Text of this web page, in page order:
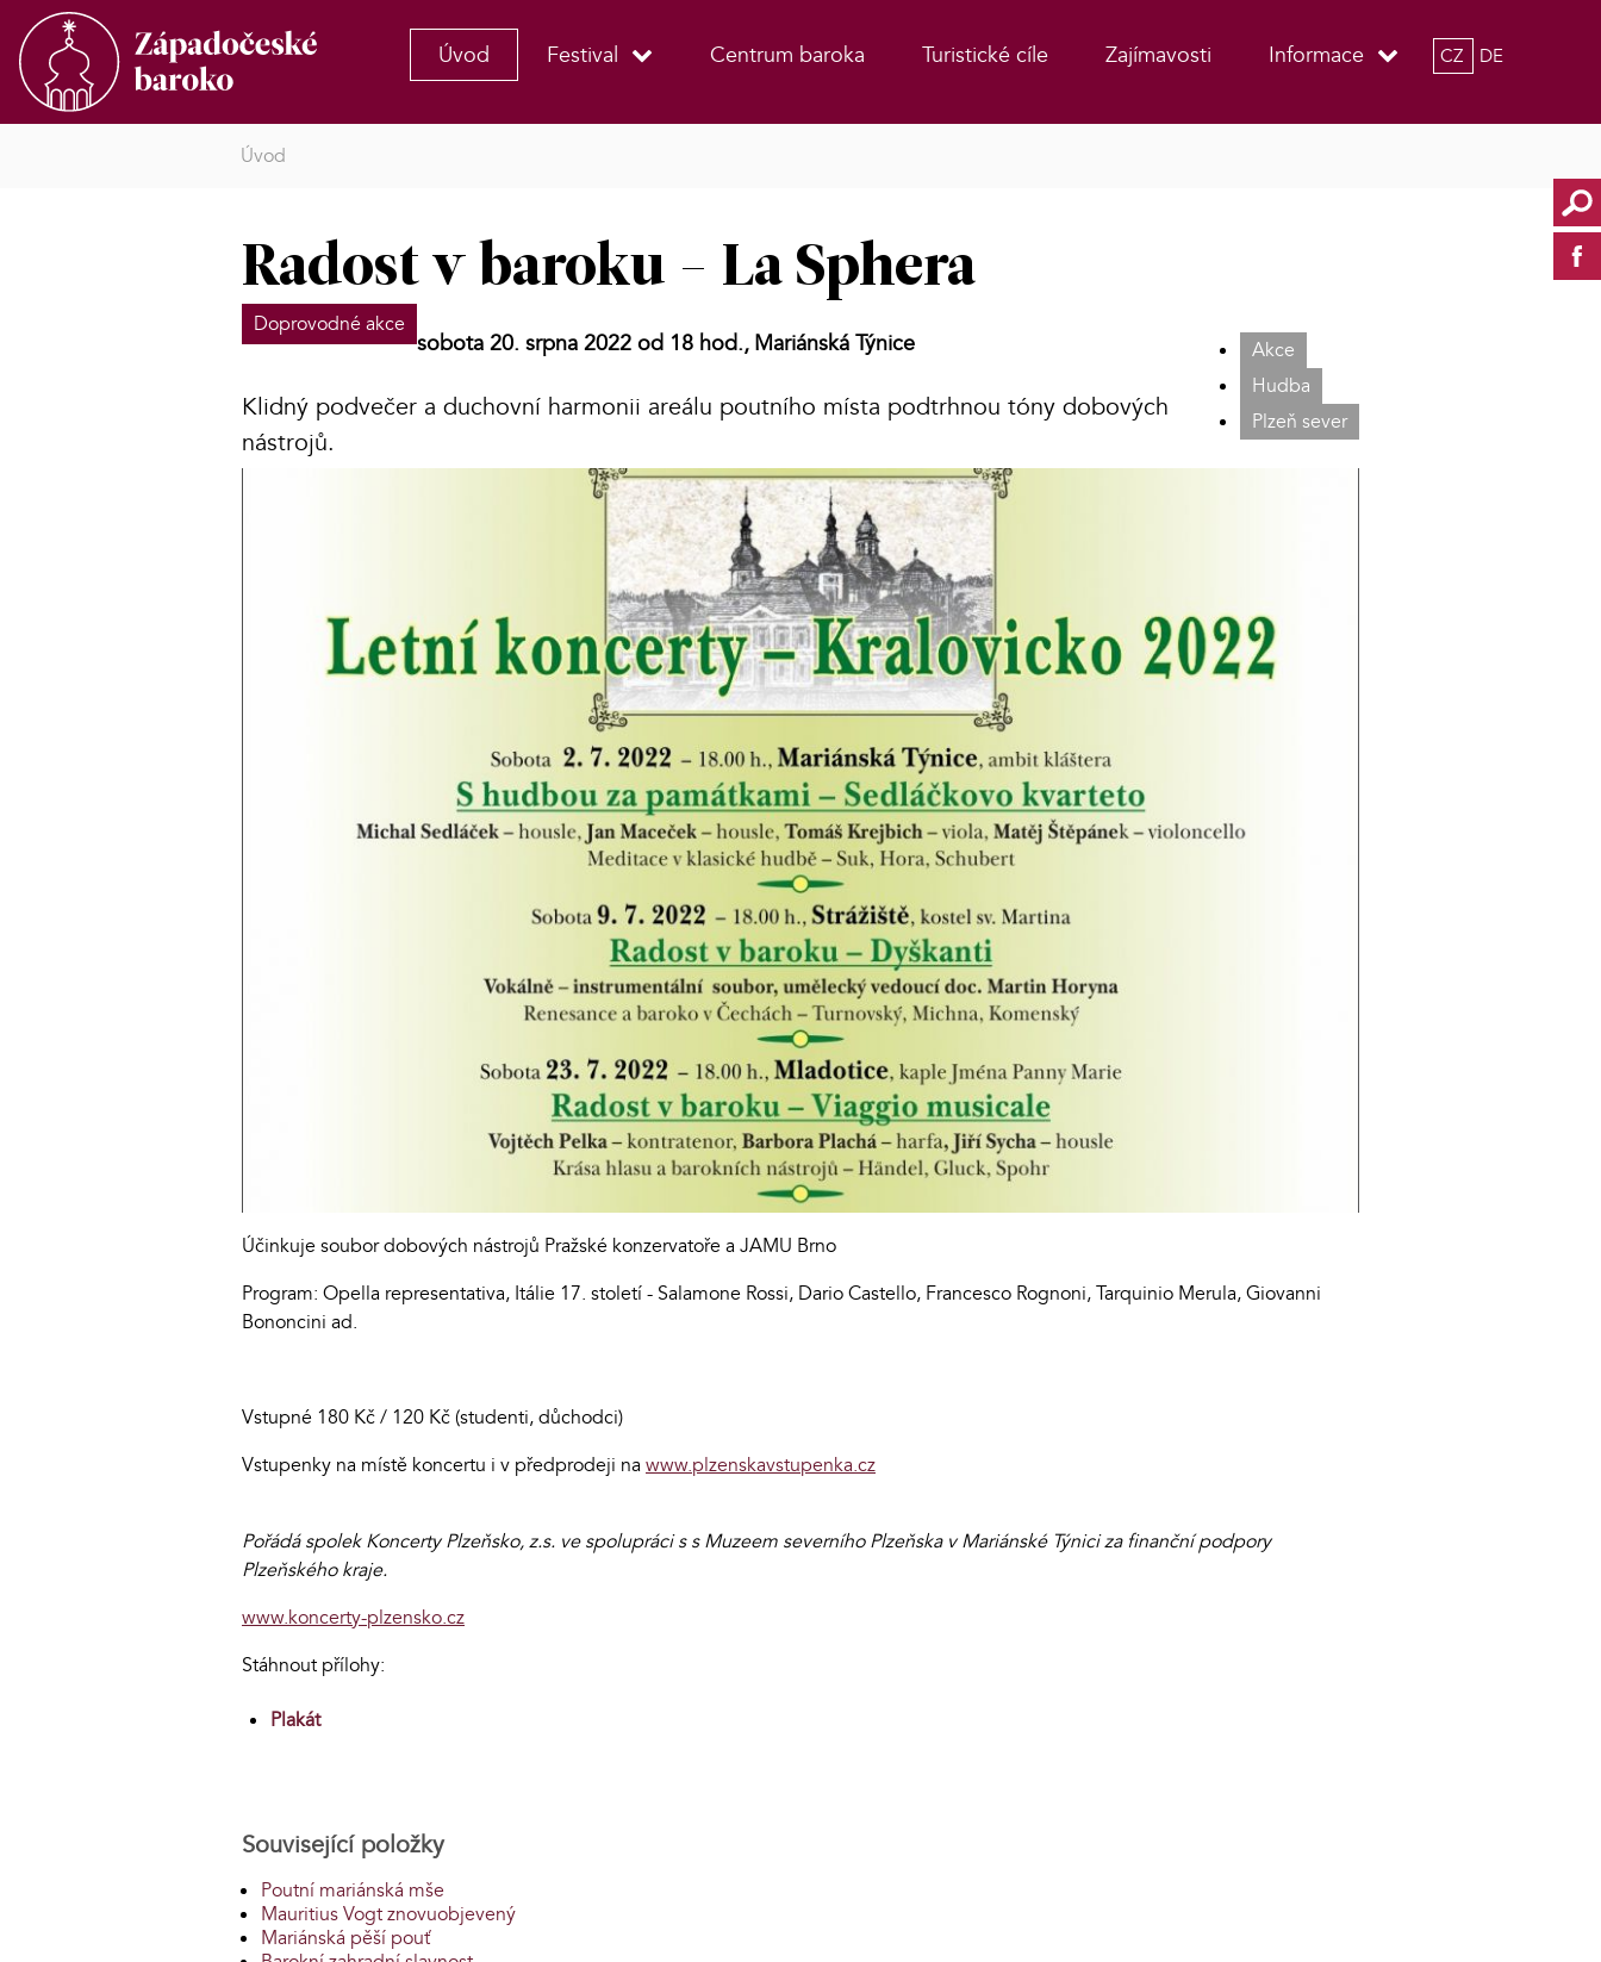
Úvod Festival Centrum baroka Turistické cíle Zajímavosti Informace CZ DE
Úvod
Radost v baroku - La Sphera
Doprovodné akce
Akce
Hudba
Plzeň sever
sobota 20. srpna 2022 od 18 hod., Mariánská Týnice
Klidný podvečer a duchovní harmonii areálu poutního místa podtrhnou tóny dobových
nástrojů.
Účinkuje soubor dobových nástrojů Pražské konzervatoře a JAMU Brno
Program: Opella representativa, Itálie 17. století - Salamone Rossi, Dario Castello, Francesco Rognoni, Tarquinio Merula, Giovanni
Bononcini ad.
Vstupné 180 Kč / 120 Kč (studenti, důchodci)
Vstupenky na místě koncertu i v předprodeji nawww.plzenskavstupenka.cz
Pořádá spolek Koncerty Plzeňsko, z.s. ve spolupráci s s Muzeem severního Plzeňska v Mariánské Týnici za finanční podpory
Plzeňského kraje.
www.koncerty-plzensko.cz
Stáhnout přílohy:
Plakát
Související položky
Poutní mariánská mše
Mauritius Vogt znovuobjevený
Mariánská pěší pouť